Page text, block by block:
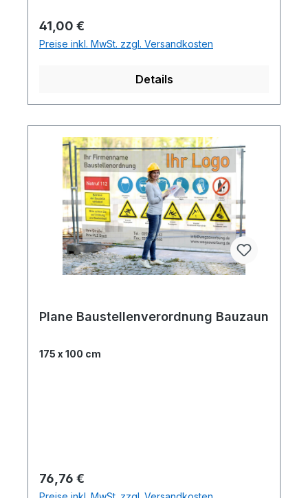
Regulärer Preis:
41,00 €
Preise inkl. MwSt. zzgl. Versandkosten
Details
Plane Baustellenverordnung Bauzaun
175 x 100 cm
Regulärer Preis:
76,76 €